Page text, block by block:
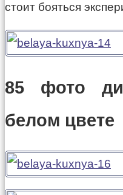
стоит бояться
85 фото
белом цвете